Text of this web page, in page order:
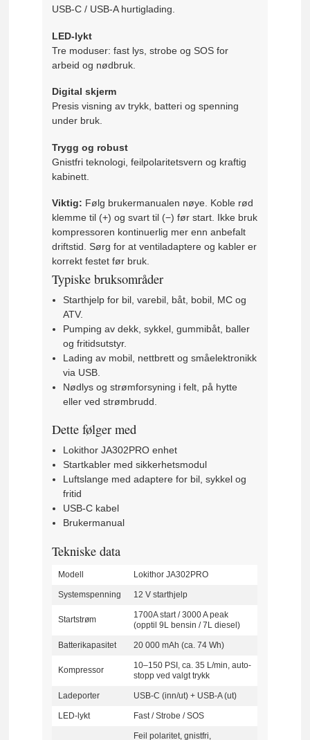
USB-C / USB-A hurtiglading.
LED-lykt
Tre moduser: fast lys, strobe og SOS for
arbeid og nødbruk.
Digital skjerm
Presis visning av trykk, batteri og spenning
under bruk.
Trygg og robust
Gnistfri teknologi, feilpolaritetsvern og kraftig
kabinett.
Viktig: Følg brukermanualen nøye. Koble rød
klemme til (+) og svart til (−) før start. Ikke bruk
kompressoren kontinuerlig mer enn anbefalt
driftstid. Sørg for at ventiladaptere og kabler er
korrekt festet før bruk.
Typiske bruksområder
Starthjelp for bil, varebil, båt, bobil, MC og
ATV.
Pumping av dekk, sykkel, gummibåt, baller
og fritidsutstyr.
Lading av mobil, nettbrett og småelektronikk
via USB.
Nødlys og strømforsyning i felt, på hytte
eller ved strømbrudd.
Dette følger med
Lokithor JA302PRO enhet
Startkabler med sikkerhetsmodul
Luftslange med adaptere for bil, sykkel og
fritid
USB-C kabel
Brukermanual
Tekniske data
Modell Lokithor JA302PRO
Systemspenning 12 V starthjelp
Startstrøm
1700A start / 3000 A peak
(opptil 9L bensin / 7L diesel)
Batterikapasitet 20 000 mAh (ca. 74 Wh)
Kompressor
10–150 PSI, ca. 35 L/min, auto-
stopp ved valgt trykk
Ladeporter USB-C (inn/ut) + USB-A (ut)
LED-lykt Fast / Strobe / SOS
Feil polaritet, gnistfri,